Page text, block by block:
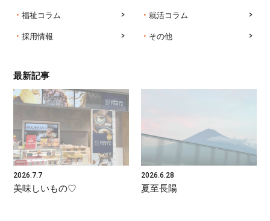
福祉コラム
就活コラム
採用情報
その他
最新記事
2026.7.7
美味しいもの♡
2026.6.28
夏至長陽